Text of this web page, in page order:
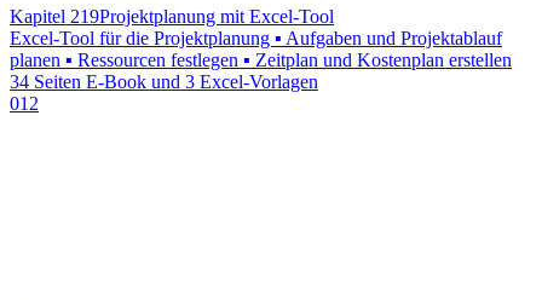
Kapitel 219Projektplanung mit Excel-Tool
Excel-Tool für die Projektplanung ▪ Aufgaben und Projektablauf
planen ▪ Ressourcen festlegen ▪ Zeitplan und Kostenplan erstellen
34 Seiten E-Book und 3 Excel-Vorlagen
012